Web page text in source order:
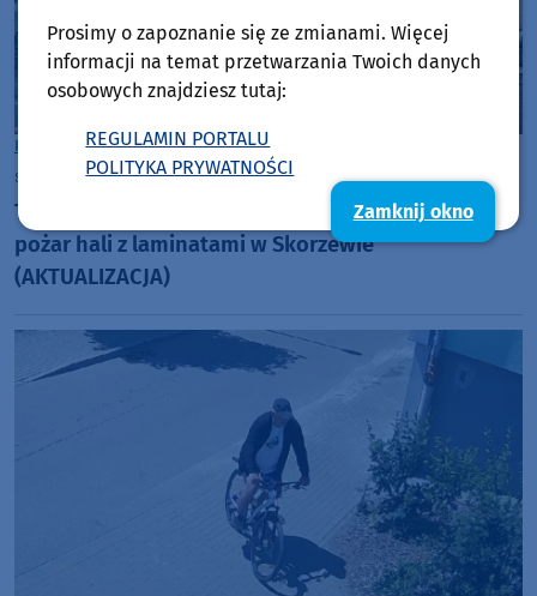
Powiat Kościerski
środa, 29 lipca 2026, 13:05 3
To była trudna akcja - strażacy podsumowują
pożar hali z laminatami w Skorzewie
(AKTUALIZACJA)
Prosimy o zapoznanie się ze zmianami. Więcej
informacji na temat przetwarzania Twoich danych
osobowych znajdziesz tutaj:
REGULAMIN PORTALU
POLITYKA PRYWATNOŚCI
Zamknij okno